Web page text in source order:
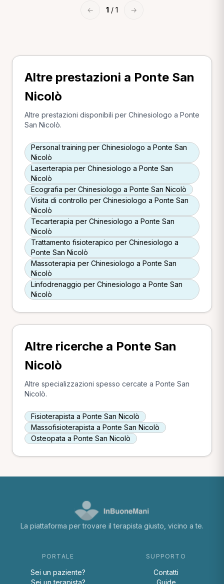
← 1 / 1 →
Altre prestazioni a Ponte San
Nicolò
Altre prestazioni disponibili per Chinesiologo a Ponte
San Nicolò.
Personal training per Chinesiologo a Ponte San
Nicolò
Laserterapia per Chinesiologo a Ponte San
Nicolò
Ecografia per Chinesiologo a Ponte San Nicolò
Visita di controllo per Chinesiologo a Ponte San
Nicolò
Tecarterapia per Chinesiologo a Ponte San
Nicolò
Trattamento fisioterapico per Chinesiologo a
Ponte San Nicolò
Massoterapia per Chinesiologo a Ponte San
Nicolò
Linfodrenaggio per Chinesiologo a Ponte San
Nicolò
Altre ricerche a Ponte San
Nicolò
Altre specializzazioni spesso cercate a Ponte San
Nicolò.
Fisioterapista a Ponte San Nicolò
Massofisioterapista a Ponte San Nicolò
Osteopata a Ponte San Nicolò
La piattaforma per trovare il terapista giusto, vicino a te.
PORTALE
Sei un paziente?
Sei un terapista?
SUPPORTO
Contatti
Guide